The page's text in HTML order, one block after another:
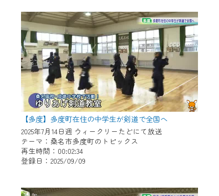
【多度】多度町在住の中学生が剣道で全国へ
2025年7月14日週 ウィークリーたどにて放送
テーマ：桑名市多度町のトピックス
再生時間：00:02:34
登録日：2025/09/09